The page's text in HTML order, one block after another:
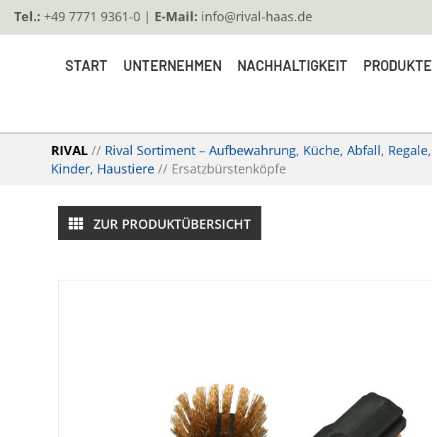
Tel.: +49 7771 9361-0 | E-Mail: info@rival-haas.de
START UNTERNEHMEN NACHHALTIGKEIT PRODUKTE
RIVAL // Rival Sortiment – Aufbewahrung, Küche, Abfall, Regale,
Kinder, Haustiere // Ersatzbürstenköpfe
ZUR PRODUKTÜBERSICHT